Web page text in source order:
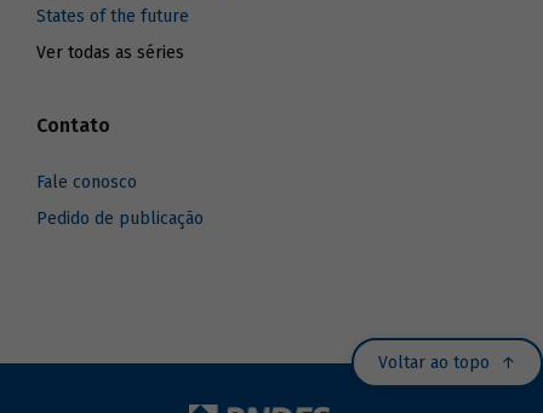
States of the future
Ver todas as séries
Contato
Fale conosco
Pedido de publicação
Voltar ao topo